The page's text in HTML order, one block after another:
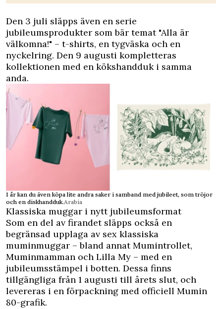
Den 3 juli släpps även en serie
jubileumsprodukter som bär temat "Alla är
välkomna!" – t-shirts, en tygväska och en
nyckelring. Den 9 augusti kompletteras
kollektionen med en kökshandduk i samma
anda.
I år kan du även köpa lite andra saker i samband med jubileet, som tröjor
och en diskhandduk.Arabia
Klassiska muggar i nytt jubileumsformat
Som en del av firandet släpps också en
begränsad upplaga av sex klassiska
muminmuggar – bland annat Mumintrollet,
Muminmamman och Lilla My – med en
jubileumsstämpel i botten. Dessa finns
tillgängliga från 1 augusti till årets slut, och
levereras i en förpackning med officiell Mumin
80-grafik.